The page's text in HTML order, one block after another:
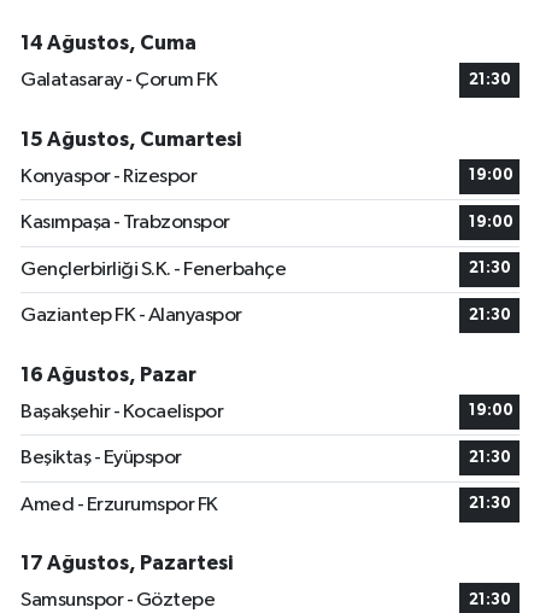
14 Ağustos, Cuma
Galatasaray - Çorum FK
21:30
15 Ağustos, Cumartesi
Konyaspor - Rizespor
19:00
Kasımpaşa - Trabzonspor 19:00
Gençlerbirliği S.K. - Fenerbahçe 21:30
Gaziantep FK - Alanyaspor 21:30
16 Ağustos, Pazar
Başakşehir - Kocaelispor
19:00
Beşiktaş - Eyüpspor 21:30
Amed - Erzurumspor FK 21:30
17 Ağustos, Pazartesi
Samsunspor - Göztepe
21:30